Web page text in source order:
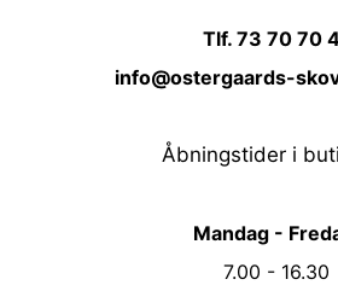
Tlf. 73 70 70
info@ostergaards-
Åbningstider i
Mandag -
7.00 - 16.30